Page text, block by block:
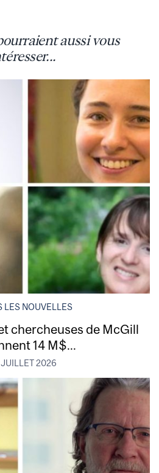
aussi vous
LES NOUVELLES
chercheuses de McGill
14 M$...
2026